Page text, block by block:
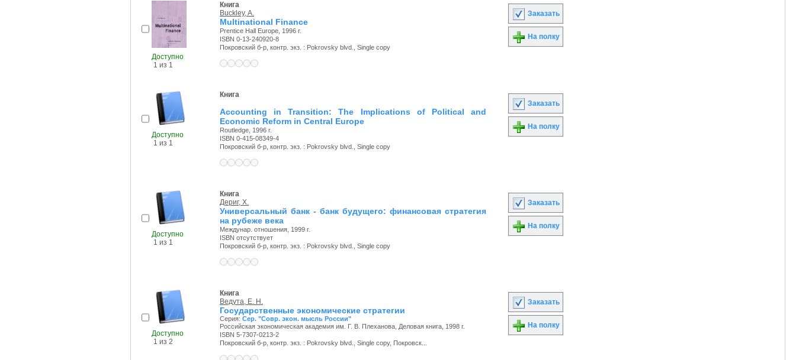
Доступно
1 из 1
Книга
Buckley, A.
Multinational Finance
Prentice Hall Europe, 1996 г.
ISBN 0-13-240920-8
Покровский б-р, контр. экз. : Pokrovsky blvd., Single copy
Заказать
На полку
Доступно
1 из 1
Книга
Accounting in Transition: The Implications of Political and
Economic Reform in Central Europe
Routledge, 1996 г.
ISBN 0-415-08349-4
Покровский б-р, контр. экз. : Pokrovsky blvd., Single copy
Заказать
На полку
Доступно
1 из 1
Книга
Дериг, Х.
Универсальный банк - банк будущего: финансовая стратегия
на рубеже века
Междунар. отношения, 1999 г.
ISBN отсутствует
Покровский б-р, контр. экз. : Pokrovsky blvd., Single copy
Заказать
На полку
Доступно
1 из 2
Книга
Ведута, Е. Н.
Государственные экономические стратегии
Серия: Сер. "Совр. экон. мысль России"
Российская экономическая академия им. Г. В. Плеханова, Деловая книга, 1998 г.
ISBN 5-7307-0213-2
Покровский б-р, контр. экз. : Pokrovsky blvd., Single copy, Покровск...
Заказать
На полку